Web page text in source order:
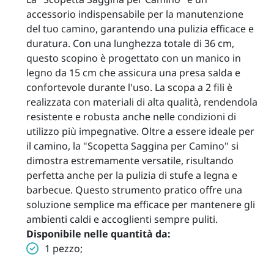
accessorio indispensabile per la manutenzione
del tuo camino, garantendo una pulizia efficace e
duratura. Con una lunghezza totale di 36 cm,
questo scopino è progettato con un manico in
legno da 15 cm che assicura una presa salda e
confortevole durante l'uso. La scopa a 2 fili è
realizzata con materiali di alta qualità, rendendola
resistente e robusta anche nelle condizioni di
utilizzo più impegnative. Oltre a essere ideale per
il camino, la "Scopetta Saggina per Camino" si
dimostra estremamente versatile, risultando
perfetta anche per la pulizia di stufe a legna e
barbecue. Questo strumento pratico offre una
soluzione semplice ma efficace per mantenere gli
ambienti caldi e accoglienti sempre puliti.
Disponibile nelle quantità da:
1 pezzo;